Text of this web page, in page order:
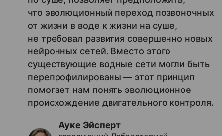
что эволюционный переход позвоночных
от жизни в воде к жизни на суше,
не требовал развития совершенно новых
нейронных сетей. Вместо этого
существующие водные сети могли быть
перепрофилированы — этот принцип
помогает нам понять эволюционное
происхождение двигательного контроля.
Ауке Эйсперт